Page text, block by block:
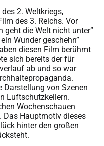
2. Weltkriegs,
des 3. Reichs. Vor
geht die Welt nicht unter”
Wunder geschehn”
diesen Film berühmt
sich bereits der für
ab und so war
Darstellung von Szenen
Luftschutzkellern.
Wochenschauen
Das Hauptmotiv dieses
hinter den großen